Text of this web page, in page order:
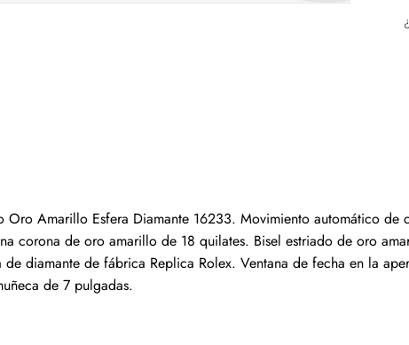
Oro Amarillo Esfera Diamante 16233. Movimiento automático
corona de oro amarillo de 18 quilates. Bisel estriado de oro
diamante de fábrica Replica Rolex. Ventana de fecha en la
de 7 pulgadas.
Valoración
Email